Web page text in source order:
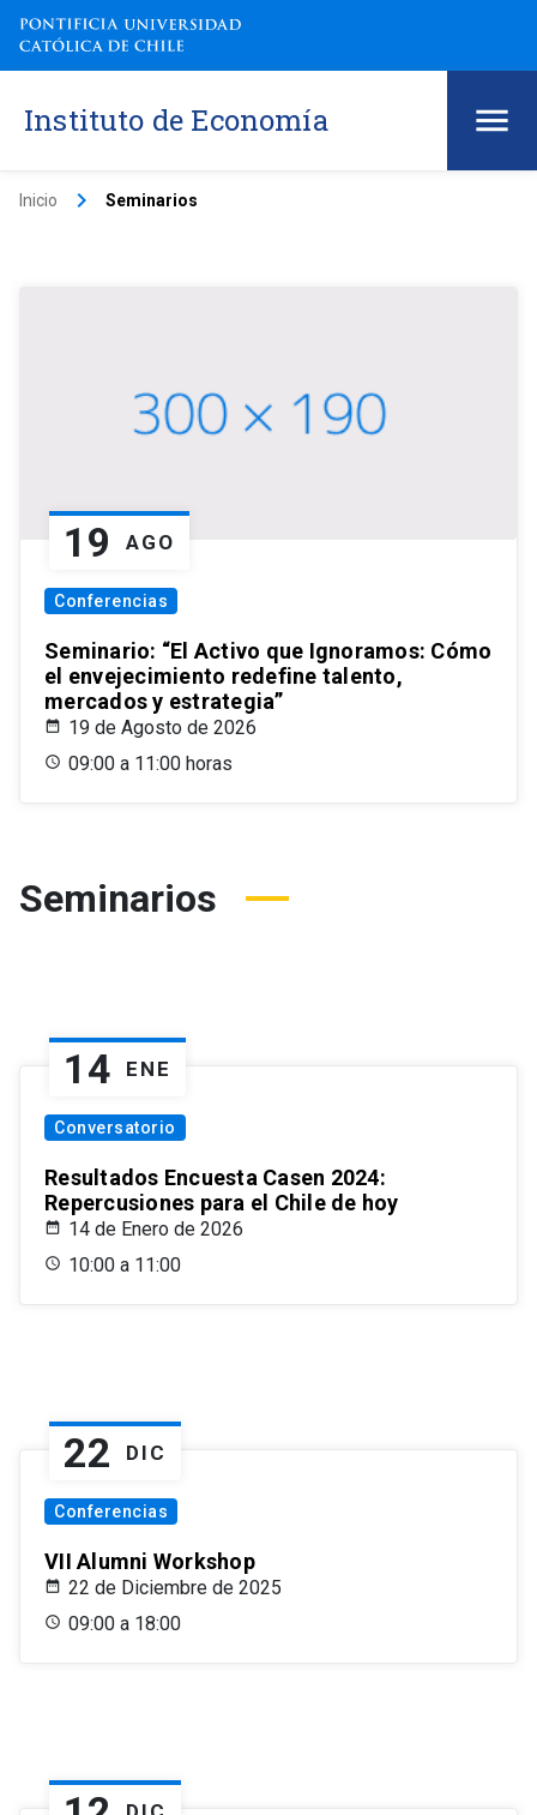
Instituto de Economía
Inicio keyboard_arrow_right Seminarios
19 AGO
Conferencias
Seminario: “El Activo que Ignoramos: Cómo
el envejecimiento redefine talento,
mercados y estrategia”
19 de Agosto de 2026
09:00 a 11:00 horas
Seminarios
14 ENE
Conversatorio
Resultados Encuesta Casen 2024:
Repercusiones para el Chile de hoy
14 de Enero de 2026
10:00 a 11:00
22 DIC
Conferencias
VII Alumni Workshop
22 de Diciembre de 2025
09:00 a 18:00